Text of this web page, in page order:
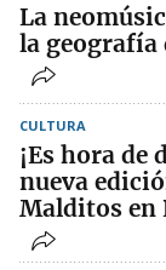
La
la geografía
CULTURA
¡Es hora de
nueva
Malditos en